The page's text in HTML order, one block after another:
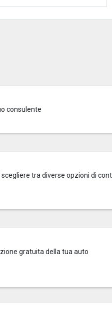
consulente
tra diverse opzioni di
gratuita della tua auto